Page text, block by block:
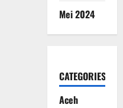
Mei 2024
CATEGORIES
Aceh